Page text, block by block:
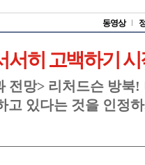
동영상
서히 고백하기
전망> 리처드슨 방북
고 있다는 것을 인정